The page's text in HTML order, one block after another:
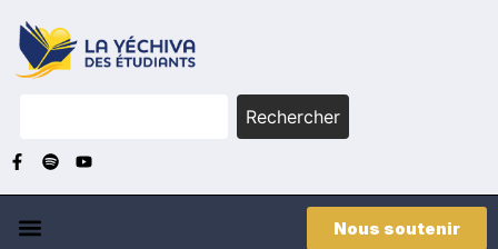
Rechercher
Nous soutenir